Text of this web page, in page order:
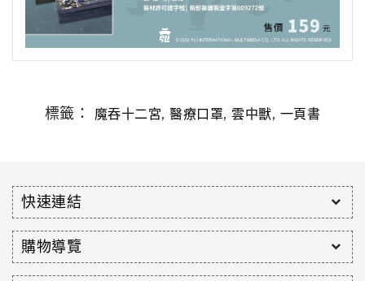
標籤： 魔吞十二宮,醫療口罩,雲中獸, 一頁書
快速連結
購物導覽